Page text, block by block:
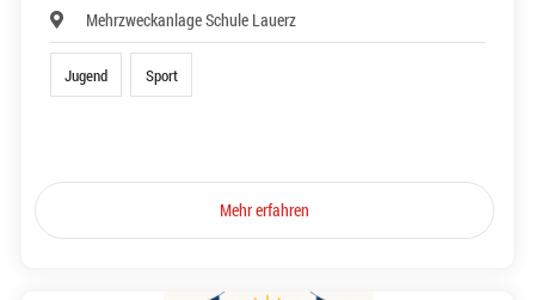
Mehrzweckanlage Schule Lauerz
Jugend Sport
Mehr erfahren